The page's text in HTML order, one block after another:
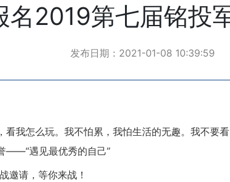
名2019第七届铭投
发布日期：2021-01-08 10:39:59
我怎么玩。我不怕累，我怕生活的无趣。我不要
——“遇见最优秀的自己”
邀请，等你来战！